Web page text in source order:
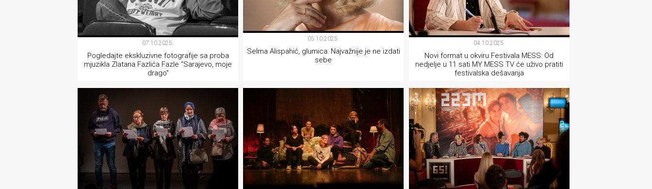
07.10.2025.
Pogledajte ekskluzivne fotografije sa proba
mjuzikla Zlatana Fazlića Fazle “Sarajevo, moje
drago”
05.10.2025.
Selma Alispahić, glumica: Najvažnije je ne izdati
sebe
04.10.2025.
Novi format u okviru Festivala MESS: Od
nedjelje u 11 sati MY MESS TV će uživo pratiti
festivalska dešavanja
TEATAR